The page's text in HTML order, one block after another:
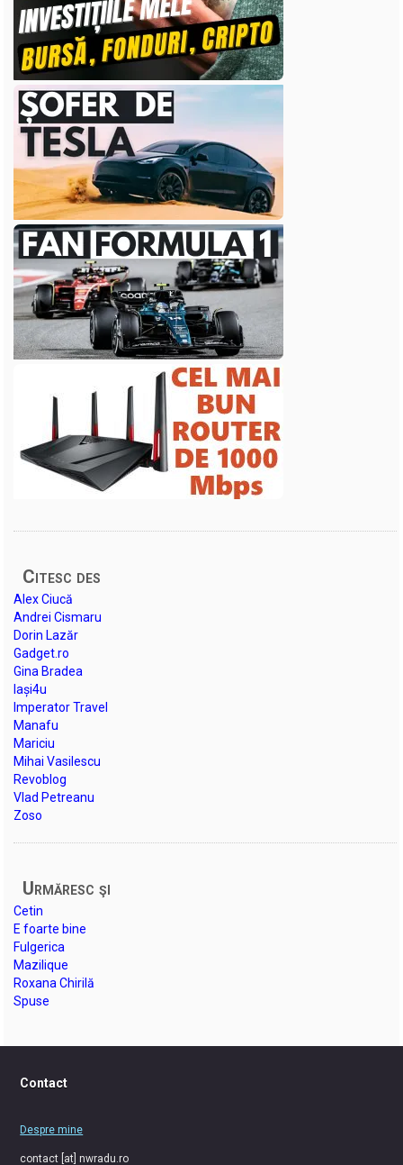
Citesc des
Alex Ciucă
Andrei Cismaru
Dorin Lazăr
Gadget.ro
Gina Bradea
Iași4u
Imperator Travel
Manafu
Mariciu
Mihai Vasilescu
Revoblog
Vlad Petreanu
Zoso
Urmăresc şi
Cetin
E foarte bine
Fulgerica
Mazilique
Roxana Chirilă
Spuse
Contact
Despre mine
contact [at] nwradu.ro